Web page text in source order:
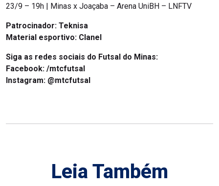
23/9 – 19h | Minas x Joaçaba – Arena UniBH – LNFTV
Patrocinador: Teknisa
Material esportivo: Clanel
Siga as redes sociais do Futsal do Minas:
Facebook: /mtcfutsal
Instagram: @mtcfutsal
Leia Também